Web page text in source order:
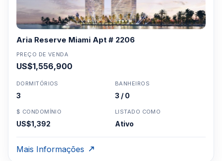
Aria Reserve Miami Apt # 2206
PREÇO DE VENDA
US$1,556,900
DORMITÓRIOS
3
BANHEIROS
3 / 0
$ CONDOMÍNIO
US$1,392
LISTADO COMO
Ativo
Mais Informações